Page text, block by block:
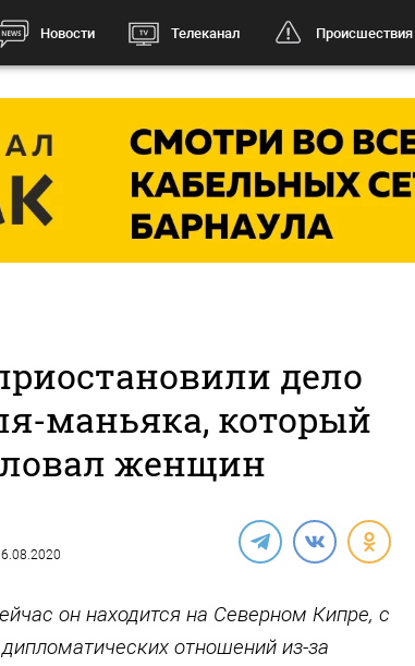
Новости Телеканал Происшествия
дело
маньяка, который
женщин
он находится на Северном Кипре, с
отношений из-за